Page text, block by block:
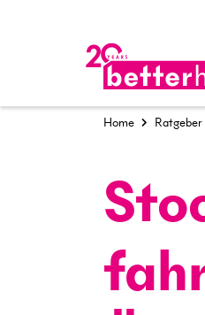
Home Ratgeber